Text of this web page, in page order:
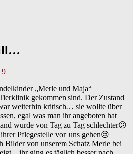
„Merle und Maja“
gekommen sind. Der Zustand
weiterhin kritisch… sie wollte über
egal was man ihr angeboten hat
wurde von Tag zu Tag schlechter😕
Pflegestelle von uns gehen😢
Bilder von unserem Schatz Merle bei
ging es täglich besser nach